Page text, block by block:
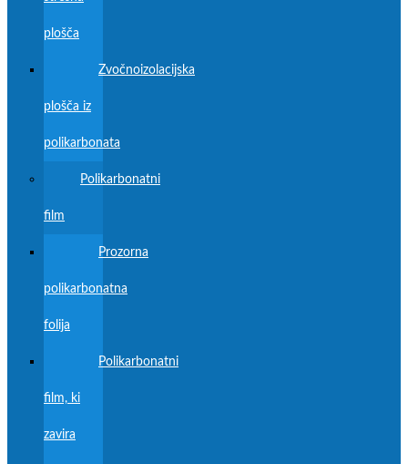
plošča
Zvočnoizolacijska
plošča iz
polikarbonata
Polikarbonatni
film
Prozorna
polikarbonatna
folija
Polikarbonatni
film, ki
zavira